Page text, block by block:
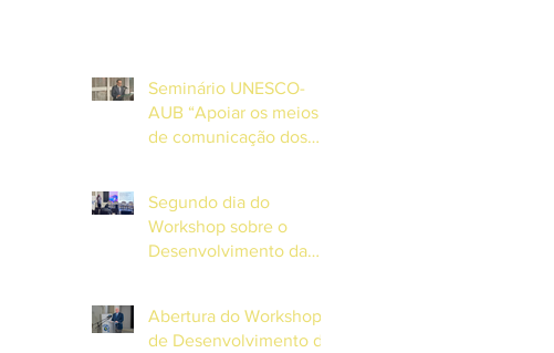
MÍDIA DE SERVIÇO
PÚBLICO NA ÁFRICA E
NA EUROPA
Seminário UNESCO-
AUB “Apoiar os meios
de comunicação dos
e desastres”
Segundo dia do
Workshop sobre o
Desenvolvimento da
e UNESCO
Abertura do Workshop
de Desenvolvimento da